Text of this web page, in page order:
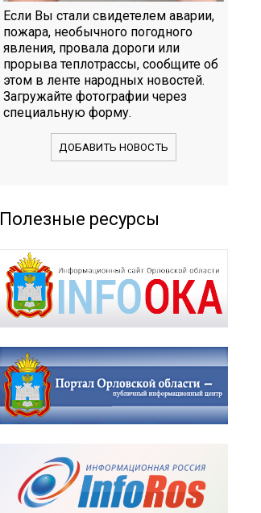
Если Вы стали свидетелем аварии,
пожара, необычного погодного
явления, провала дороги или
прорыва теплотрассы, сообщите об
этом в ленте народных новостей.
Загружайте фотографии через
специальную форму.
ДОБАВИТЬ НОВОСТЬ
Полезные ресурсы